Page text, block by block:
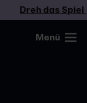
Dreh das Spiel
Menü